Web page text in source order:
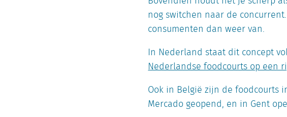
nog switchen naar de
consumenten dan weer van.
In Nederland staat dit concept
Nederlandse foodcourts op een
Ook in België zijn de foodcourts
Mercado geopend, en in Gent